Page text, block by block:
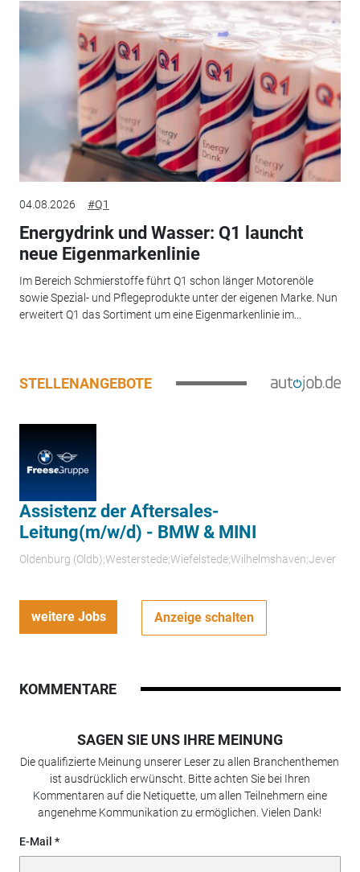
04.08.2026 #Q1
Energydrink und Wasser: Q1 launcht
neue Eigenmarkenlinie
Im Bereich Schmierstoffe führt Q1 schon länger Motorenöle
sowie Spezial- und Pflegeprodukte unter der eigenen Marke. Nun
erweitert Q1 das Sortiment um eine Eigenmarkenlinie im...
STELLENANGEBOTE
Assistenz der Aftersales-
Leitung(m/w/d) - BMW & MINI
Oldenburg (Oldb);Westerstede;Wiefelstede;Wilhelmshaven;Jever
weitere Jobs Anzeige schalten
KOMMENTARE
SAGEN SIE UNS IHRE MEINUNG
Die qualifizierte Meinung unserer Leser zu allen Branchenthemen
ist ausdrücklich erwünscht. Bitte achten Sie bei Ihren
Kommentaren auf die Netiquette, um allen Teilnehmern eine
angenehme Kommunikation zu ermöglichen. Vielen Dank!
E-Mail